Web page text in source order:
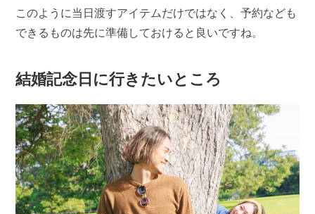
このように当日渡すアイテムだけではなく、予約なども
できるものは先に準備しておけると良いですね。
結婚記念日に行きたいところ